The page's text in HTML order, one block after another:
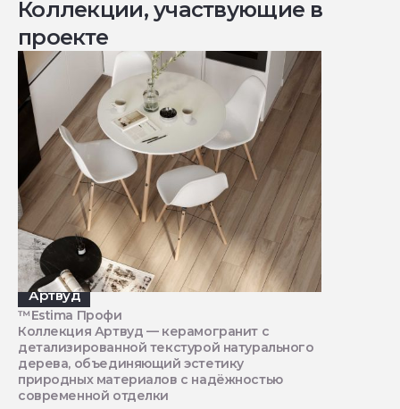
Коллекции, участвующие в
проекте
Артвуд
™Estima Профи
Коллекция Артвуд — керамогранит с
детализированной текстурой натурального
дерева, объединяющий эстетику
природных материалов с надёжностью
современной отделки